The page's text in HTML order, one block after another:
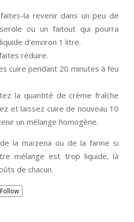
la revenir dans un peu de
ou un faitout qui pourra
d’environ 1 litre.
réduire.
cuire pendant 20 minutes à feu
la quantité de crème fraîche
et laissez cuire de nouveau 10
un mélange homogène.
la maïzena ou de la farine si
mélange est trop liquide, là
de chacun.
Follow